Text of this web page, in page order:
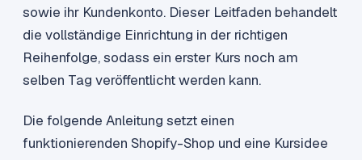
sowie ihr Kundenkonto. Dieser Leitfaden behandelt
die vollständige Einrichtung in der richtigen
Reihenfolge, sodass ein erster Kurs noch am
selben Tag veröffentlicht werden kann.
Die folgende Anleitung setzt einen
funktionierenden Shopify-Shop und eine Kursidee